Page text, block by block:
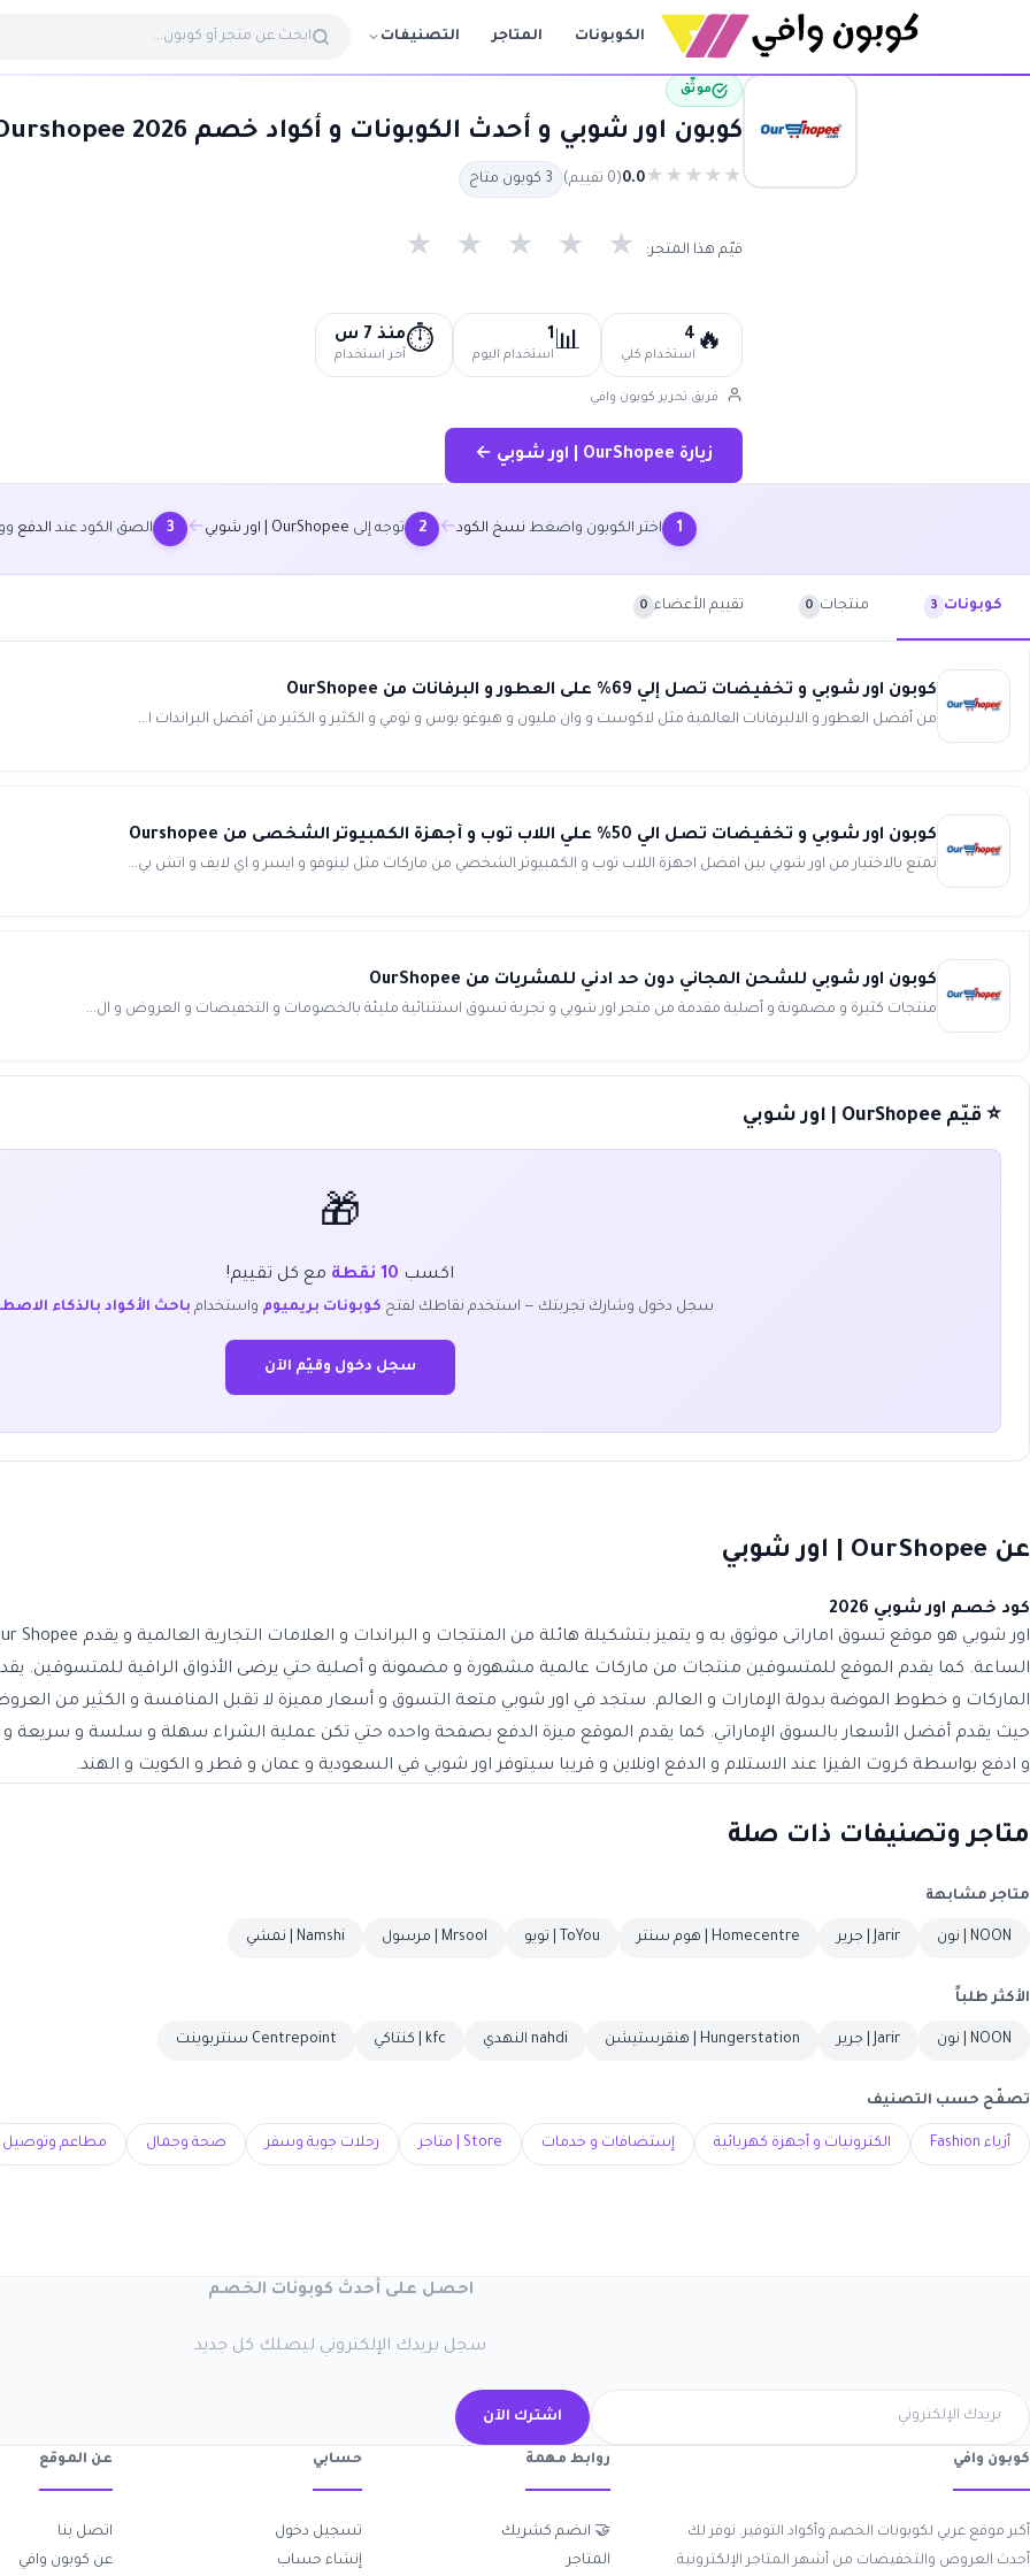
الكوبونات المتاجر التصنيفات
موثّق
كوبون اور شوبي و أحدث الكوبونات و أكواد خصم Ourshopee 2026
★
★
★
★
★
0.0(0 تقييم) 3 كوبون متاح
قيّم هذا المتجر: ★ ★ ★ ★ ★
🔥
4
استخدام كلي 📊
1
استخدام اليوم ⏱️منذ 7 س
آخر استخدام
فريق تحرير كوبون وافي
زيارة OurShopee | اور شوبي ←
1 اختر الكوبون واضغط نسخ الكود←
2 توجه إلى OurShopee | اور شوبي ←
3 الصق الكود عند الدفع
كوبونات 3 منتجات 0 تقييم الأعضاء 0
كوبون اور شوبي و تخفيضات تصل إلي 69% على العطور و البرفانات من OurShopee
من أفضل العطور و الالبرفانات العالمية مثل لاكوست و وان مليون و هيوغو بوس و تومي و الكثير و الكثير من أفضل البراندات ا...
كوبون اور شوبي و تخفيضات تصل الي 50% علي اللاب توب و أجهزة الكمبيوتر الشخصى من Ourshopee
تمتع بالاختيار من اور شوبي بين افضل اجهزة اللاب توب و الكمبيوتر الشخصي من ماركات مثل لينوفو و ايسر و اي لايف و اتش بي...
كوبون اور شوبي للشحن المجاني دون حد ادني للمشريات من OurShopee
منتجات كثيرة و مضمونة و أصلية مقدمة من متجر اور شوبي و تجربة تسوق استثنائية مليئة بالخصومات و التخفيضات و العروض و ال...
⭐ قيّم OurShopee | اور شوبي
🎁
اكسب 10 نقطة مع كل تقييم!
سجل دخول وشارك تجربتك — استخدم نقاطك لفتح كوبونات بريميوم واستخدام باحث الأكواد بالذكاء
سجل دخول وقيّم الآن
عن OurShopee | اور شوبي
كود خصم اور شوبي 2026
الساعة. كما يقدم الموقع للمتسوقين منتجات من ماركات عالمية مشهورة و مضمونة و أصلية حتي يرضى الأذواق الراقية للمتسوقين.
الماركات و خطوط الموضة بدولة الإمارات و العالم. ستجد في اور شوبي متعة التسوق و أسعار مميزة لا تقبل المنافسة و الكثير من
حيث يقدم أفضل الأسعار بالسوق الإماراتي. كما يقدم الموقع ميزة الدفع بصفحة واحده حتي تكن عملية الشراء سهلة و سلسة و سريعة و
و ادفع بواسطة كروت الفيزا عند الاستلام و الدفع اونلاين و قريبا سيتوفر اور شوبي في السعودية و عمان و قطر و الكويت و الهند.
متاجر وتصنيفات ذات صلة
متاجر مشابهة
NOON | نون Jarir | جرير Homecentre | هوم سنتر ToYou | تويو Mrsool | مرسول Namshi | نمشي
الأكثر طلباً
NOON | نون Jarir | جرير Hungerstation | هنقرستيشن nahdi النهدي kfc | كنتاكي Centrepoint سنتربوينت
تصفّح حسب التصنيف
أزياء Fashion الكترونيات و أجهزة كهربائية إستضافات و خدمات Store | متاجر رحلات جوية وسفر صحة وجمال مطاعم وتوصيل
احصل على أحدث كوبونات الخصم
سجل بريدك الإلكتروني ليصلك كل جديد
اشترك الآن
كوبون وافي
أكبر موقع عربي لكوبونات الخصم وأكواد التوفير. نوفر لك
أحدث العروض والتخفيضات من أشهر المتاجر الإلكترونية.
روابط مهمة
🤝 انضم كشريك
المتاجر
حسابي
تسجيل دخول
إنشاء حساب
عن الموقع
اتصل بنا
عن كوبون وافي